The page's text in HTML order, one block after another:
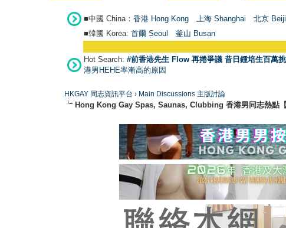
■中國 China： 香港 Hong Kong 上海 Shanghai 北京
■韓國 Korea: 首爾 Seou 釜山 Busan
Hot Search: #前香港先生 Flow 再捲爭議 昔日鍾培生百萬
港男HEHE率漸高的原因
HKGAY 同志資訊平台 › Main Discussions 主版討論
Hong Kong Gay Spas, Saunas, Clubbing 香港男同志熱點【